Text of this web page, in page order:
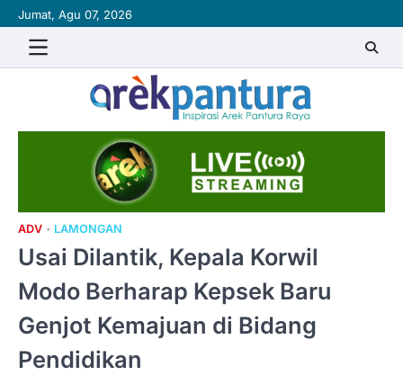
Skip
to
content
Jumat, Agu 07, 2026
ADV LAMONGAN
Usai Dilantik, Kepala Korwil
Modo Berharap Kepsek Baru
Genjot Kemajuan di Bidang
Pendidikan